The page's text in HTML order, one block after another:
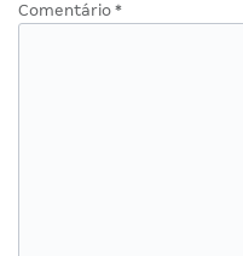
Comentário *